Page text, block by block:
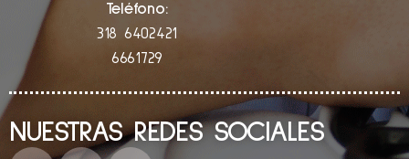
Teléfono:
318 6402421
6661729
NUESTRAS REDES SOCIALES